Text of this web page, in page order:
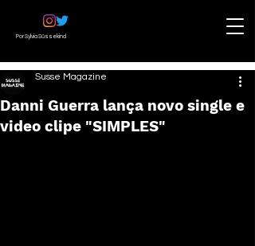
Por Sylvia Süssekind
Danni Guerra lança novo single e
video clipe "SIMPLES"
Susse Magazine